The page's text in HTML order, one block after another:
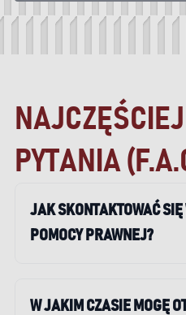
PYTANIA
JAK SKONTAKTOWAĆ
POMOCY PRAWNEJ?
W JAKIM CZASIE MOGĘ